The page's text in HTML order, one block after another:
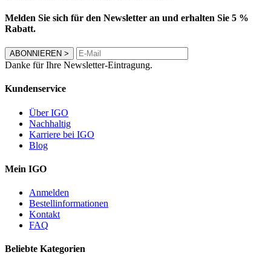
Melden Sie sich für den Newsletter an und erhalten Sie 5 %
Rabatt.
ABONNIEREN >
Danke für Ihre Newsletter-Eintragung.
Kundenservice
Über IGO
Nachhaltig
Karriere bei IGO
Blog
Mein IGO
Anmelden
Bestellinformationen
Kontakt
FAQ
Beliebte Kategorien